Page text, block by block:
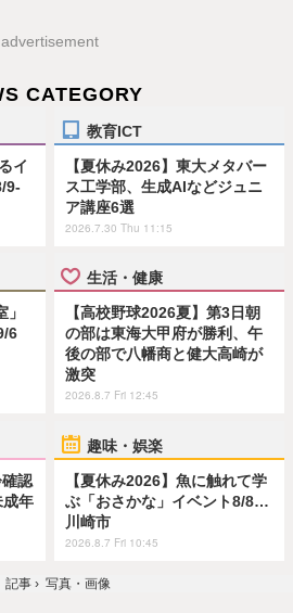
advertisement
CATEGORY
イ
9-
教育ICT
【夏休み2026】東大メタバー
ス工学部、生成AIなどジュニ
ア講座6選
2026.7.30 Thu 11:15
6
生活・健康
【高校野球2026夏】第3日朝
の部は東海大甲府が勝利、午
後の部で八幡商と健大高崎が
激突
2026.8.7 Fri 12:45
認
年
趣味・娯楽
【夏休み2026】魚に触れて学
ぶ「おさかな」イベント8/8…
川崎市
2026.8.7 Fri 10:45
記事 › 写真・画像